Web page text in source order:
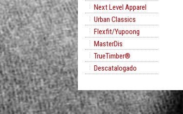
Next Level Apparel
Urban Classics
Flexfit/Yupoong
MasterDis
TrueTimber®
Descatalogado